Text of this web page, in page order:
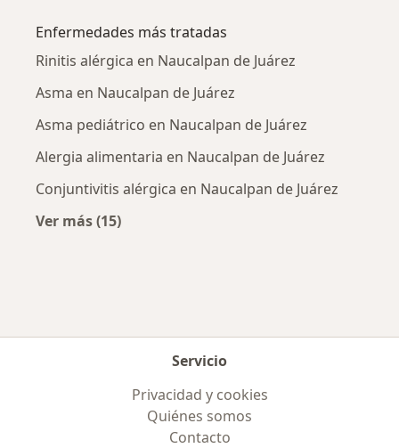
Enfermedades más tratadas
Rinitis alérgica en Naucalpan de Juárez
Asma en Naucalpan de Juárez
Asma pediátrico en Naucalpan de Juárez
Alergia alimentaria en Naucalpan de Juárez
Conjuntivitis alérgica en Naucalpan de Juárez
Ver más (15)
Servicio
Privacidad y cookies
Quiénes somos
Contacto